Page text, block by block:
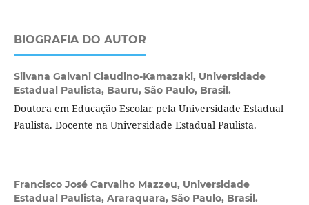
BIOGRAFIA DO AUTOR
Silvana Galvani Claudino-Kamazaki, Universidade
Estadual Paulista, Bauru, São Paulo, Brasil.
Doutora em Educação Escolar pela Universidade Estadual
Paulista. Docente na Universidade Estadual Paulista.
Francisco José Carvalho Mazzeu, Universidade
Estadual Paulista, Araraquara, São Paulo, Brasil.